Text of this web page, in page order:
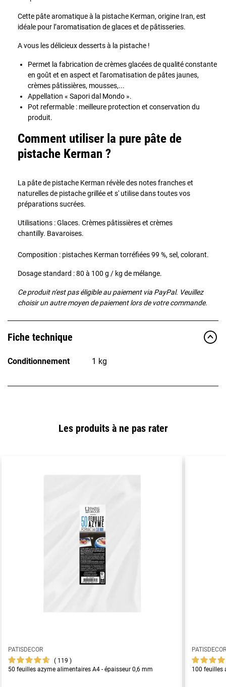
Cette pâte aromatique à la pistache Kerman, origine Iran, est
idéale pour l’aromatisation de glaces et de pâtisseries.
A vous les délicieux desserts à la pistache !
Permet la fabrication de crèmes glacées de qualité constante
en goût et en aspect et l'aromatisation de pâtes jaunes,
crèmes pâtissières, mousses,...
Appellation « Sapori dal Mondo ».
Pot refermable : meilleure protection et conservation du
produit.
Comment utiliser la pure pâte de
pistache Kerman ?
La pâte de pistache Kerman révèle des notes franches et
naturelles de pistache grillée et s' utilise dans toutes vos
préparations sucrées.
Utilisations : Glaces. Crèmes pâtissières et crèmes
chantilly. Bavaroises.
Composition : pistaches Kerman torréfiées 99 %, sel, colorant.
Dosage standard : 80 à 100 g / kg de mélange.
Ce produit n'est pas éligible au paiement via PayPal. Veuillez
choisir un autre moyen de paiement lors de votre commande.
Fiche technique
Conditionnement 1 kg
Les produits à ne pas rater
PATISDECOR
119
50 feuilles azyme alimentaires A4 - épaisseur 0,6 mm
100 feuilles